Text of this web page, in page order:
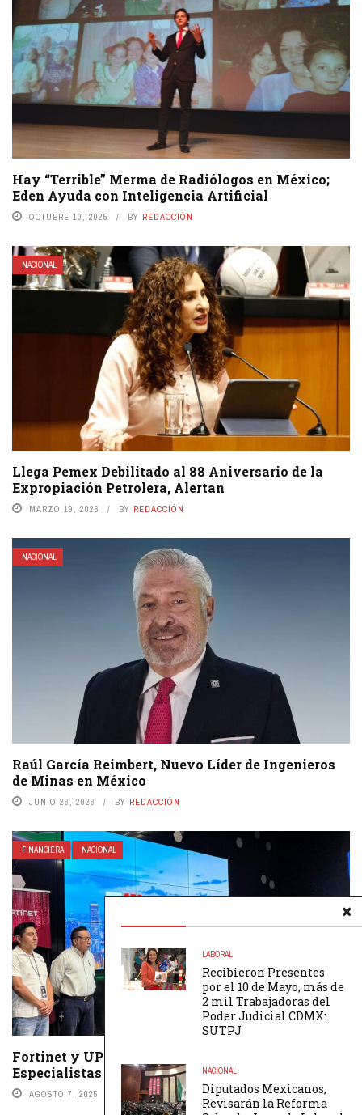
Hay “Terrible” Merma de Radiólogos en México;
Eden Ayuda con Inteligencia Artificial
OCTUBRE 10, 2025 BY REDACCIÓN
NACIONAL
Llega Pemex Debilitado al 88 Aniversario de la
Expropiación Petrolera, Alertan
MARZO 19, 2026 BY REDACCIÓN
NACIONAL
Raúl García Reimbert, Nuevo Líder de Ingenieros
de Minas en México
JUNIO 26, 2026 BY REDACCIÓN
FINANCIERA NACIONAL
Fortinet y UPY se Alían Para Formar a
Especialistas en Ciberseguridad
AGOSTO 7, 2025 BY REDACCIÓN
LABORAL
Recibieron Presentes
por el 10 de Mayo, más de
2 mil Trabajadoras del
Poder Judicial CDMX:
SUTPJ
NACIONAL
Diputados Mexicanos,
Revisarán la Reforma